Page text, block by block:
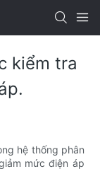
kiểm tra
hệ thống phân
mức điện áp